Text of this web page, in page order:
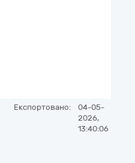
Експортовано:
04-05-
2026,
13:40:06